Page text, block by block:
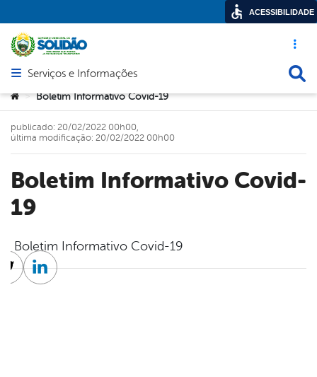
Acesso
Abrir menu principal de navegação
Serviços e Informações
Você está aqui:
> Boletim Informativo Covid-19
Boletim Informativo Covid-
19
publicado: 20/02/2022 00h00,
última modificação: 20/02/2022 00h00
Boletim Informativo Covid-19
TwitterLinkedin
ACESSIBILIDADE